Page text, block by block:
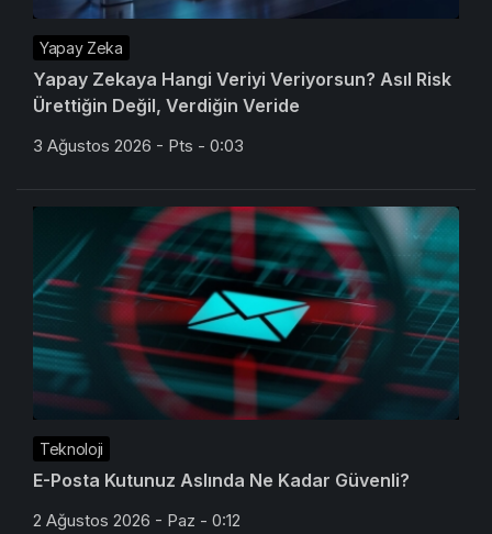
Yapay Zeka
Yapay Zekaya Hangi Veriyi Veriyorsun? Asıl Risk
Ürettiğin Değil, Verdiğin Veride
3 Ağustos 2026 - Pts - 0:03
Teknoloji
E-Posta Kutunuz Aslında Ne Kadar Güvenli?
2 Ağustos 2026 - Paz - 0:12